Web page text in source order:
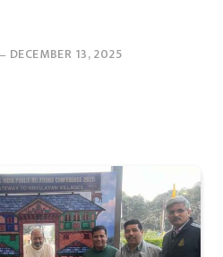
DECEMBER 13, 2025